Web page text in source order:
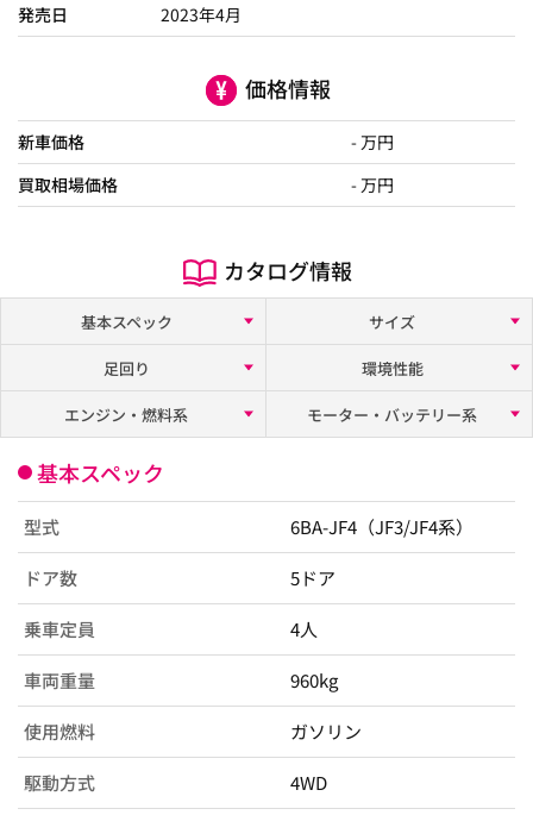
発売日
2023年4月
価格情報
新車価格
- 万円
買取相場価格
- 万円
カタログ情報
基本スペック
サイズ
足回り
環境性能
エンジン・燃料系
モーター・バッテリー系
基本スペック
型式 6BA-JF4（JF3/JF4系）
ドア数 5ドア
乗車定員 4人
車両重量 960kg
使用燃料 ガソリン
駆動方式 4WD